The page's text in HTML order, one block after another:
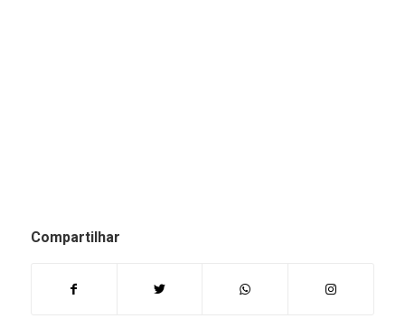
Compartilhar